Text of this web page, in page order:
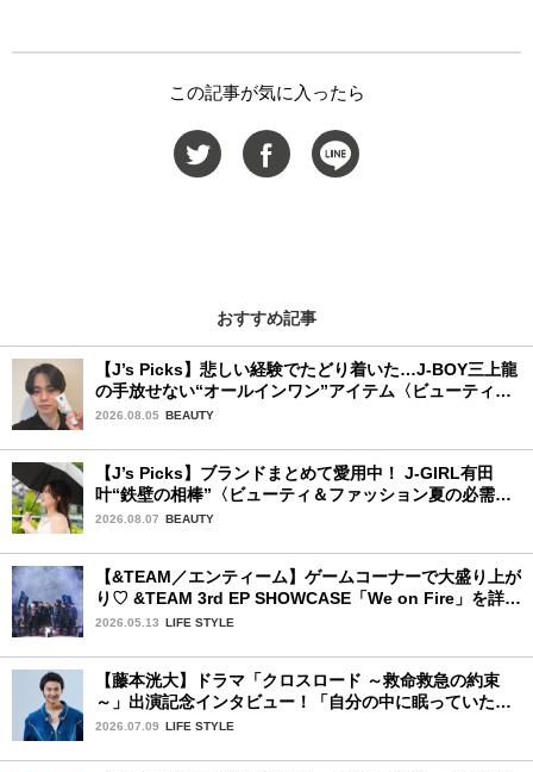
この記事が気に入ったら
おすすめ記事
【J’s Picks】悲しい経験でたどり着いた…J-BOY三上龍
の手放せない“オールインワン”アイテム〈ビューティ＆
ファッション夏の必需品〉
2026.08.05 BEAUTY
【J’s Picks】ブランドまとめて愛用中！ J-GIRL有田
叶“鉄壁の相棒”〈ビューティ＆ファッション夏の必需
品〉
2026.08.07 BEAUTY
【&TEAM／エンティーム】ゲームコーナーで大盛り上が
り♡ &TEAM 3rd EP SHOWCASE「We on Fire」を詳細
レポート【後編】
2026.05.13 LIFE STYLE
【藤本洸大】ドラマ「クロスロード ～救命救急の約束
～」出演記念インタビュー！「自分の中に眠っていた熱
を思い出させてもらった作品です」
2026.07.09 LIFE STYLE